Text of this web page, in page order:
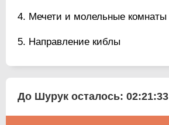
Мечети и молельные комнаты
Направление киблы
До Шурук осталось: 02:21:32